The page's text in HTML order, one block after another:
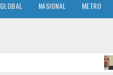
GLOBAL NASIONAL METRO
NASIONAL